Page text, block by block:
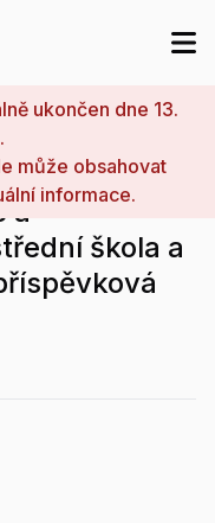
ukončen dne 13.
může obsahovat
informace.
a
škola a